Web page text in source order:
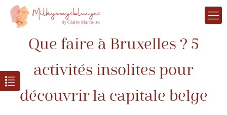
Que faire à Bruxelles ? 5
activités insolites pour
découvrir la capitale belge